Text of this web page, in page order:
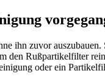
ihn zuvor auszubauen.
den Rußpartikelfilter
oder ein